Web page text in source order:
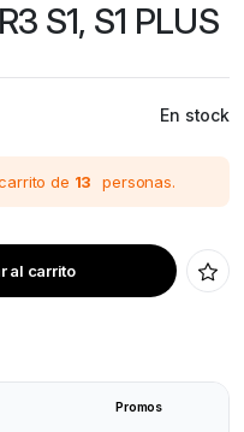
S1, S1 PLUS
En stock
de 13 personas.
al carrito
Promos